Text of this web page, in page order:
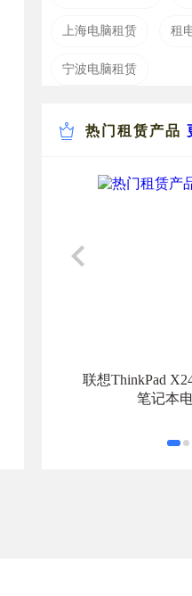
上海电脑租赁 租
宁波电脑租赁
热门租赁产品
联想ThinkPad
笔记本